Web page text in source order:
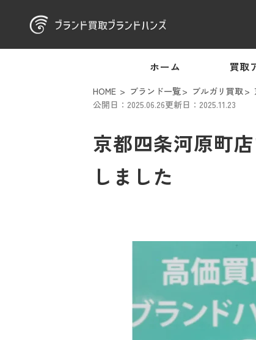
ホーム 買取
HOME ブランド一覧 ブルガリ買取
公開日：2025.06.26更新日：2025.11.23
京都四条河原町
しました